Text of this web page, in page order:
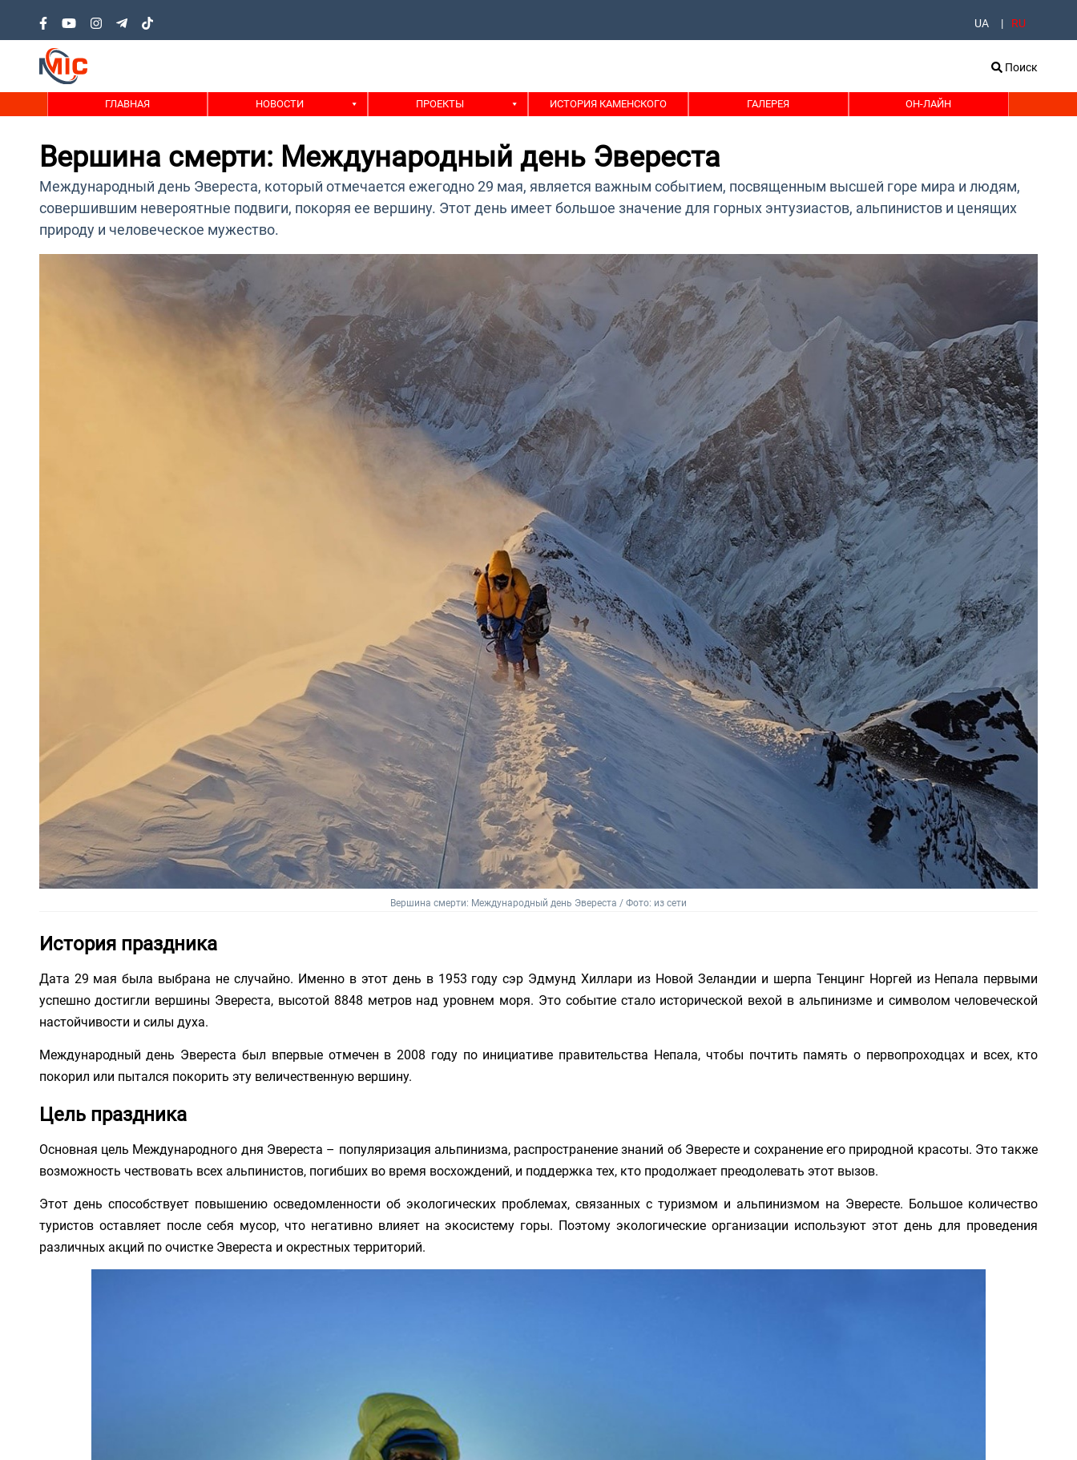
UA RU
Поиск
ГЛАВНАЯ НОВОСТИ ПРОЕКТЫ ИСТОРИЯ КАМЕНСКОГО ГАЛЕРЕЯ ОН-ЛАЙН
Вершина смерти: Международный день Эвереста
Международный день Эвереста, который отмечается ежегодно 29 мая, является важным событием, посвященным высшей горе мира и людям,
совершившим невероятные подвиги, покоряя ее вершину. Этот день имеет большое значение для горных энтузиастов, альпинистов и ценящих
природу и человеческое мужество.
Вершина смерти: Международный день Эвереста / Фото: из сети
История праздника
Дата 29 мая была выбрана не случайно. Именно в этот день в 1953 году сэр Эдмунд Хиллари из Новой Зеландии и шерпа Тенцинг Норгей из Непала первыми
успешно достигли вершины Эвереста, высотой 8848 метров над уровнем моря. Это событие стало исторической вехой в альпинизме и символом человеческой
настойчивости и силы духа.
Международный день Эвереста был впервые отмечен в 2008 году по инициативе правительства Непала, чтобы почтить память о первопроходцах и всех, кто
покорил или пытался покорить эту величественную вершину.
Цель праздника
Основная цель Международного дня Эвереста – популяризация альпинизма, распространение знаний об Эвересте и сохранение его природной красоты. Это также
возможность чествовать всех альпинистов, погибших во время восхождений, и поддержка тех, кто продолжает преодолевать этот вызов.
Этот день способствует повышению осведомленности об экологических проблемах, связанных с туризмом и альпинизмом на Эвересте. Большое количество
туристов оставляет после себя мусор, что негативно влияет на экосистему горы. Поэтому экологические организации используют этот день для проведения
различных акций по очистке Эвереста и окрестных территорий.